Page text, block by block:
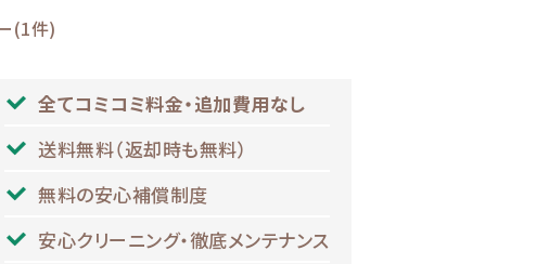
(1件)
全てコミコミ料金・追加費用なし
送料無料（返却時も無料）
無料の安心補償制度
安心クリーニング・徹底メンテナンス